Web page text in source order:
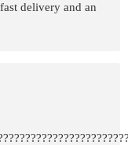
delivery and an